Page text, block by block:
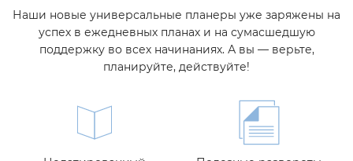
Наши новые универсальные планеры уже заряжены на
успех в ежедневных планах и на сумасшедшую
поддержку во всех начинаниях. А вы — верьте,
планируйте, действуйте!